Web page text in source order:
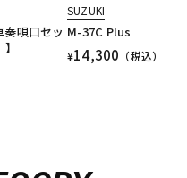
唄口セッ
SUZUKI
M-37C Plus
¥14,300 （税込）